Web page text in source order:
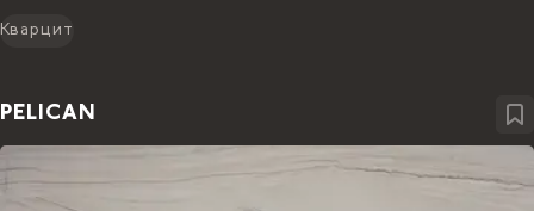
Кварцит
PELICAN